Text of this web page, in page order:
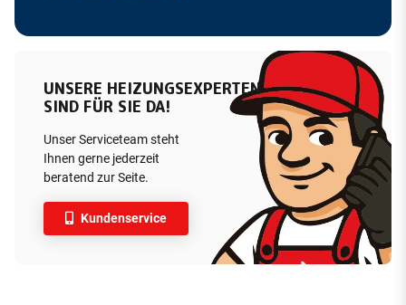
UNSERE HEIZUNGSEXPERTEN
SIND FÜR SIE DA!
Unser Serviceteam steht
Ihnen gerne jederzeit
beratend zur Seite.
Kundenservice